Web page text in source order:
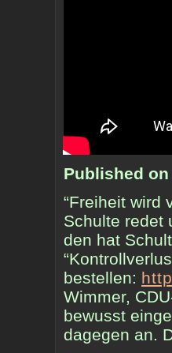
Published on
“Freiheit wird
Schulte redet
den hat
bestellen:
Wimmer,
bewusst
dagegen an.